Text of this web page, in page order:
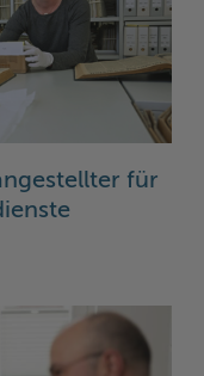
für